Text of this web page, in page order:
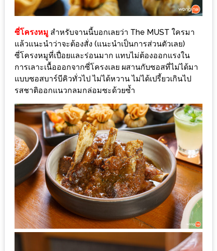
ความ
ส่วน
ตัว
ประกาศ
ผล
โชค
ดี
กับ
น้า
อ้วน
ครั้ง
ที่
1
พา
ซี่โครงหมู สำหรับจานนี้บอกเลยว่า The MUST ใครมา
แล้วแนะนำว่าจะต้องสั่ง (แนะนำเป็นการส่วนตัวเลย)
ซี่โครงหมูที่เปื่อยและร่อนมาก แทบไม่ต้องออกแรงใน
การเลาะเนื้อออกจากซี่โครงเลย ผสานกับซอสที่ไม่ได้มา
แบบซอสบาร์บีคิวทั่วไป ไม่ได้หวาน ไม่ได้เปรี้ยวเกินไป
รสชาติออกแนวกลมกล่อมซะด้วยซ้ำ